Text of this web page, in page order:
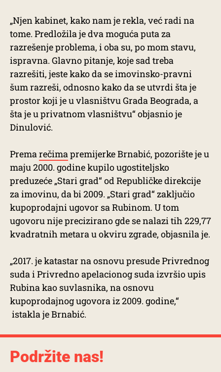
„Njen kabinet, kako nam je rekla, već radi na
tome. Predložila je dva moguća puta za
razrešenje problema, i oba su, po mom stavu,
ispravna. Glavno pitanje, koje sad treba
razrešiti, jeste kako da se imovinsko-pravni
šum razreši, odnosno kako da se utvrdi šta je
prostor koji je u vlasništvu Grada Beograda, a
šta je u privatnom vlasništvu“ objasnio je
Dinulović.
Premarečimapremijerke Brnabić, pozorište je u
maju 2000. godine kupilo ugostiteljsko
preduzeće „Stari grad“ od Republičke direkcije
za imovinu, da bi 2009. „Stari grad“ zaključio
kupoprodajni ugovor sa Rubinom. U tom
ugovoru nije precizirano gde se nalazi tih 229,77
kvadratnih metara u okviru zgrade, objasnila je.
„2017. je katastar na osnovu presude Privrednog
suda i Privredno apelacionog suda izvršio upis
Rubina kao suvlasnika, na osnovu
kupoprodajnog ugovora iz 2009. godine,“
istakla je Brnabić.
Podržite nas!